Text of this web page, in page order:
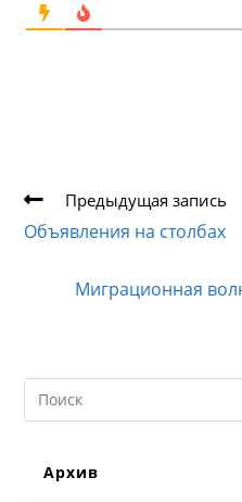
Еще
статьи
Предыдущая запись
Объявления на столбах
Миграционная
Search
this
Архив